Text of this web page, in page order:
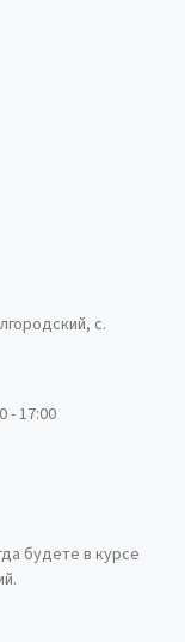
с.
- 17:00
будете в курсе